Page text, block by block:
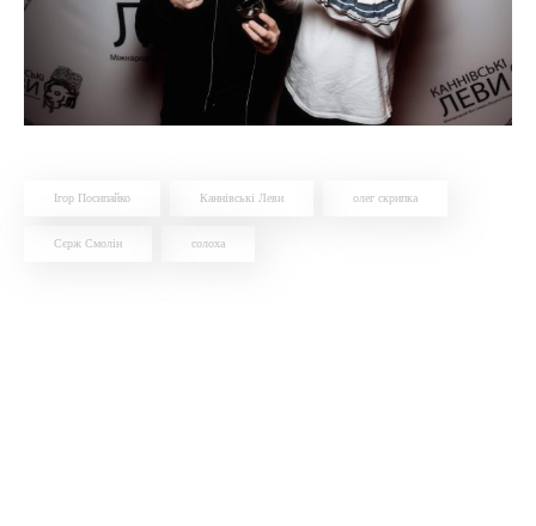
Ігор Посипайко Каннівські Леви олег скрипка
Сєрж Смолін солоха